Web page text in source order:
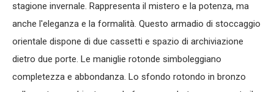
stagione invernale. Rappresenta il mistero e la potenza, ma
anche l'eleganza e la formalità. Questo armadio di stoccaggio
orientale dispone di due cassetti e spazio di archiviazione
dietro due porte. Le maniglie rotonde simboleggiano
completezza e abbondanza. Lo sfondo rotondo in bronzo